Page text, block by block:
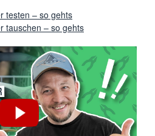
testen – so gehts
tauschen – so gehts